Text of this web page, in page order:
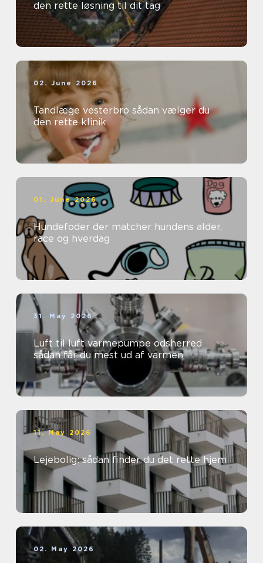
den rette løsning til dit tag
02. June 2026
Tandlæge vesterbro sådan vælger du
den rette klinik
01. June 2026
Hundefoder der matcher hundens alder,
race og hverdag
31. May 2026
Luft til luft varmepumpe odsherred
sådan får du mest ud af varmen
11. May 2026
Lejebolig: sådan finder du det rette hjem
02. May 2026